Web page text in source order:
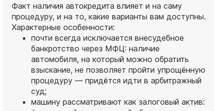
Факт наличия автокредита влияет и на саму
процедуру, и на то, какие варианты вам доступны.
Характерные особенности:
почти всегда исключается внесудебное
банкротство через МФЦ: наличие
автомобиля, на который можно обратить
взыскание, не позволяет пройти упрощённую
процедуру — придётся идти в арбитражный
суд;
машину рассматривают как залоговый актив: